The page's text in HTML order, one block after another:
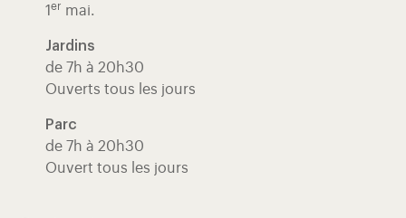
1 er mai.
Jardins
de 7h à 20h30
Ouverts tous les jours
Parc
de 7h à 20h30
Ouvert tous les jours